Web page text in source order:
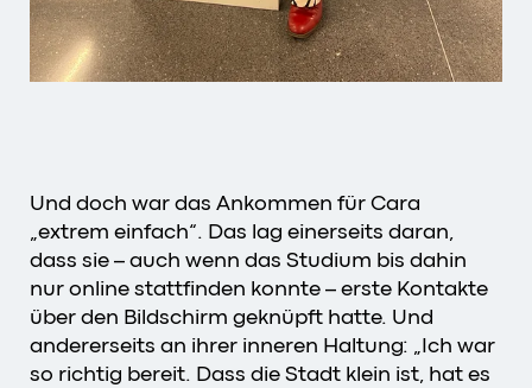
Und doch war das Ankommen für Cara
„extrem einfach“. Das lag einerseits daran,
dass sie – auch wenn das Studium bis dahin
nur online stattfinden konnte – erste Kontakte
über den Bildschirm geknüpft hatte. Und
andererseits an ihrer inneren Haltung: „Ich war
so richtig bereit. Dass die Stadt klein ist, hat es